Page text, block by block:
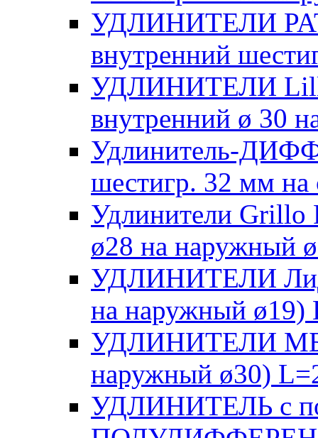
УДЛИНИТЕЛИ
внутренний
УДЛИНИТЕЛИ
внутренний ø 30
Удлинитель-
шестигр. 32 мм
Удлинители Grillo
ø28 на наружный
УДЛИНИТЕЛИ
на наружный ø19)
УДЛИНИТЕЛИ МБ
наружный ø30)
УДЛИНИТЕЛЬ с